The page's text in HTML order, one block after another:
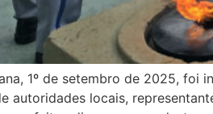
1º de setembro de 2025, foi
autoridades locais,